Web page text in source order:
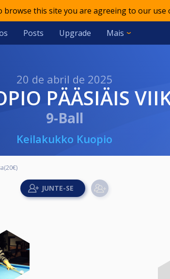
browse this site you are agreeing to our use
Posts Upgrade Mais
20 de abril de 2025
PÄÄSIÄIS
9-Ball
Keilakukko Kuopio